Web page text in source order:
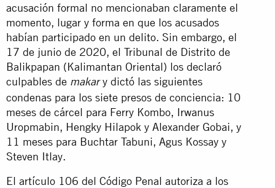
acusación formal no mencionaban claramente el
momento, lugar y forma en que los acusados
habían participado en un delito. Sin embargo, el
17 de junio de 2020, el Tribunal de Distrito de
Balikpapan (Kalimantan Oriental) los declaró
culpables de makary dictó las siguientes
condenas para los siete presos de conciencia: 10
meses de cárcel para Ferry Kombo, Irwanus
Uropmabin, Hengky Hilapok y Alexander Gobai, y
11 meses para Buchtar Tabuni, Agus Kossay y
Steven Itlay.
El artículo 106 del Código Penal autoriza a los